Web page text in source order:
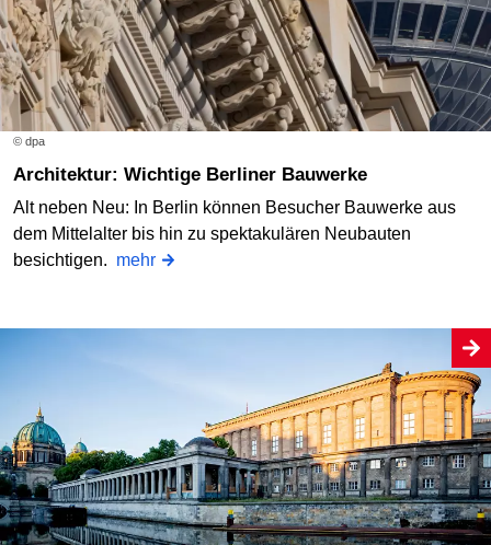
© dpa
Architektur: Wichtige Berliner Bauwerke
Alt neben Neu: In Berlin können Besucher Bauwerke aus
dem Mittelalter bis hin zu spektakulären Neubauten
besichtigen. mehr